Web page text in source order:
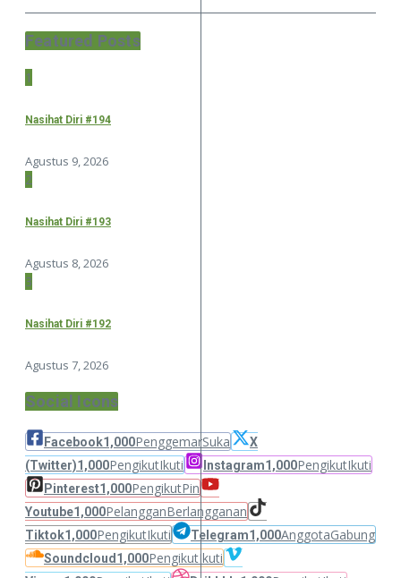
Featured Posts
1
Nasihat Diri #194
Agustus 9, 2026
2
Nasihat Diri #193
Agustus 8, 2026
3
Nasihat Diri #192
Agustus 7, 2026
Social Icons
Facebook1,000PenggemarSuka
X
(Twitter)1,000PengikutIkuti Instagram1,000PengikutIkuti
Pinterest1,000PengikutPin
Youtube1,000PelangganBerlangganan
Tiktok1,000PengikutIkuti Telegram1,000AnggotaGabung
Soundcloud 1,000PengikutIkuti